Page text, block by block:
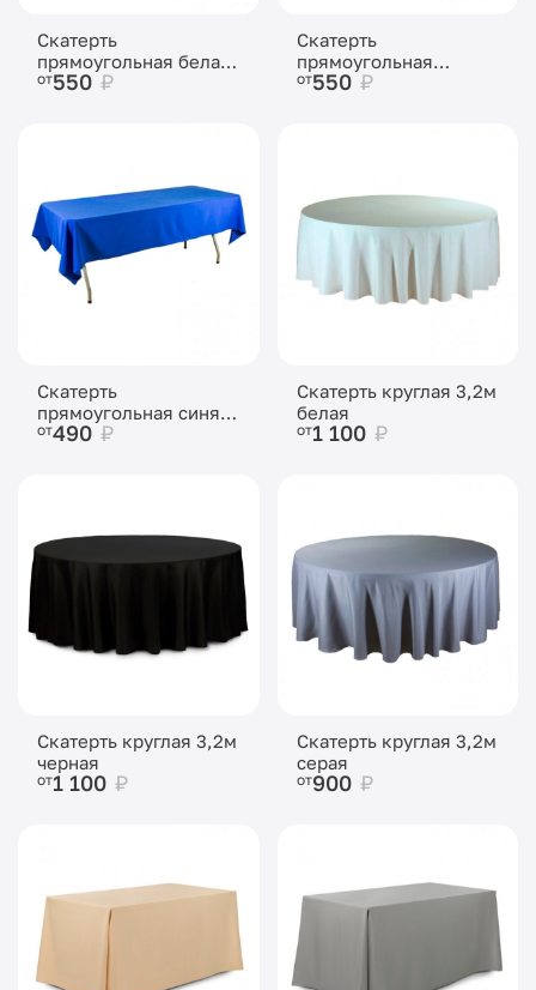
Скатерть
прямоугольная белая
«Жаккард»
от550 ₽
Скатерть
прямоугольная
черная «Жаккард»
от550 ₽
Скатерть
прямоугольная синяя
«Жаккард»
от490₽
Скатерть круглая 3,2м
белая
от1 100 ₽
Скатерть круглая 3,2м
черная
от1 100 ₽
Скатерть круглая 3,2м
серая
от900 ₽